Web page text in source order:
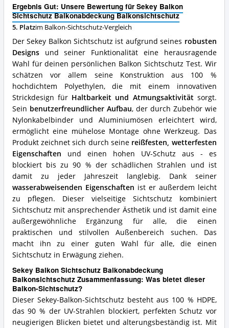
Ergebnis Gut: Unsere Bewertung für Sekey Balkon
Sichtschutz Balkonabdeckung Balkonsichtschutz
5. Platzim Balkon-Sichtschutz-Vergleich
Der Sekey Balkon Sichtschutz ist aufgrund seines robusten
Designsund seiner Funktionalität eine herausragende
Wahl für deinen persönlichen Balkon Sichtschutz Test. Wir
schätzen vor allem seine Konstruktion aus 100 %
hochdichtem Polyethylen, die mit einem innovativen
Strickdesign für Haltbarkeit und Atmungsaktivitätsorgt.
Sein benutzerfreundlicher Aufbau, der durch Zubehör wie
Nylonkabelbinder und Aluminiumösen erleichtert wird,
ermöglicht eine mühelose Montage ohne Werkzeug. Das
Produkt zeichnet sich durch seine reißfesten, wetterfesten
Eigenschaften und einen hohen UV-Schutz aus - es
blockiert bis zu 90 % der schädlichen Strahlen und ist
damit zu jeder Jahreszeit langlebig. Dank seiner
wasserabweisenden Eigenschaften ist er außerdem leicht
zu pflegen. Dieser vielseitige Sichtschutz kombiniert
Sichtschutz mit ansprechender Ästhetik und ist damit eine
außergewöhnliche Ergänzung für alle, die einen
praktischen und stilvollen Außenbereich suchen. Das
macht ihn zu einer guten Wahl für alle, die einen
Sichtschutz in Erwägung ziehen.
Sekey Balkon Sichtschutz Balkonabdeckung
Balkonsichtschutz Zusammenfassung: Was bietet dieser
Balkon-Sichtschutz?
Dieser Sekey-Balkon-Sichtschutz besteht aus 100 % HDPE,
das 90 % der UV-Strahlen blockiert, perfekten Schutz vor
neugierigen Blicken bietet und alterungsbeständig ist. Mit
Balkonsichtschutz
Vorteile:
Was
spricht
für
diesen
Balkon-
Sichtschutz?